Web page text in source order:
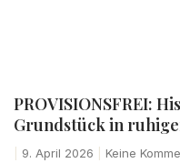
PROVISIONSFREI:
Grundstück in
9. April 2026 Keine